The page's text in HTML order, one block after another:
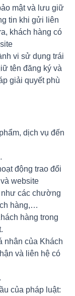
mật và lưu giữ
tin khi gửi liên
khách hàng có
vi sử dụng trái
tên đăng ký và
giải quyết phù
dịch vụ đến
động trao đổi
website
như các chường
hàng,…
hàng trong
nhân của Khách
và liên hệ có
.
của pháp luật: